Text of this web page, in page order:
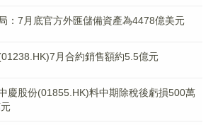
：7月底官方外匯儲備資產為4478億美元
月合約銷售額約5.5億元
中慶股份(01855.HK)料中期除稅後虧損500萬